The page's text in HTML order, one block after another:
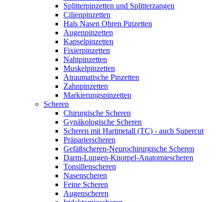
Splitterpinzetten und Splitterzangen
Cilienpinzetten
Hals Nasen Ohren Pinzetten
Augenpinzetten
Kapselpinzetten
Fixierpinzetten
Nahtpinzetten
Muskelpinzetten
Atraumatische Pinzetten
Zahnpinzetten
Markierungspinzetten
Scheren
Chirurgische Scheren
Gynäkologische Scheren
Scheren mit Hartmetall (TC) - auch Supercut
Präparierscheren
Gefäßscheren-Neurochirurgische Scheren
Darm-Lungen-Knorpel-Anatomiescheren
Tonsillenscheren
Nasenscheren
Feine Scheren
Augenscheren